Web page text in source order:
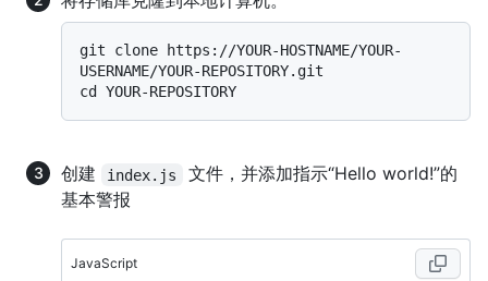
git clone https://YOUR-HOSTNAME/YOUR-
USERNAME/YOUR-REPOSITORY.git
创建 index.js
文件，并添加指示“Hello world!”的
基本警报
JavaScript